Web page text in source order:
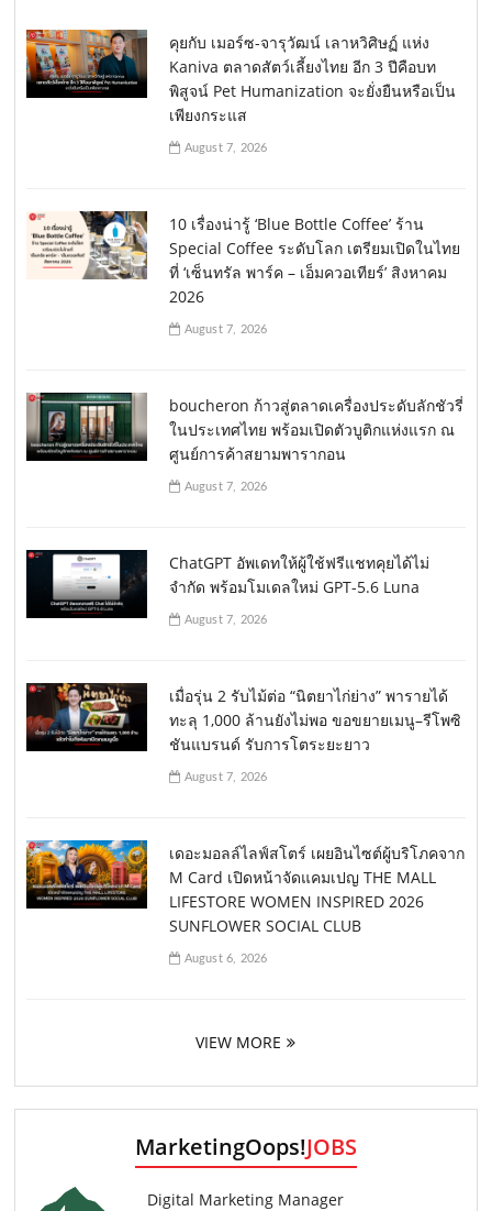
คุยกับ เมอร์ซ-จารุวัฒน์ เลาหวิศิษฏ์ แห่ง
Kaniva ตลาดสัตว์เลี้ยงไทย อีก 3 ปีคือบท
พิสูจน์ Pet Humanization จะยั่งยืนหรือเป็น
เพียงกระแส
August 7, 2026
10 เรื่องน่ารู้ ‘Blue Bottle Coffee’ ร้าน
Special Coffee ระดับโลก เตรียมเปิดในไทย
ที่ ‘เซ็นทรัล พาร์ค – เอ็มควอเทียร์’ สิงหาคม
2026
August 7, 2026
boucheron ก้าวสู่ตลาดเครื่องประดับลักชัวรี่
ในประเทศไทย พร้อมเปิดตัวบูติกแห่งแรก ณ
ศูนย์การค้าสยามพารากอน
August 7, 2026
ChatGPT อัพเดทให้ผู้ใช้ฟรีแชทคุยได้ไม่
จำกัด พร้อมโมเดลใหม่ GPT-5.6 Luna
August 7, 2026
เมื่อรุ่น 2 รับไม้ต่อ “นิตยาไก่ย่าง” พารายได้
ทะลุ 1,000 ล้านยังไม่พอ ขอขยายเมนู–รีโพซิ
ชันแบรนด์ รับการโตระยะยาว
August 7, 2026
เดอะมอลล์ไลฟ์สโตร์ เผยอินไซต์ผู้บริโภคจาก
M Card เปิดหน้าจัดแคมเปญ THE MALL
LIFESTORE WOMEN INSPIRED 2026
SUNFLOWER SOCIAL CLUB
August 6, 2026
VIEW MORE
MarketingOops!JOBS
Digital Marketing Manager